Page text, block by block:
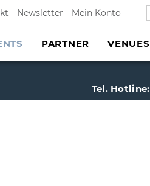
Newsletter Mein Konto
PARTNER VENUES
Tel. Hotline: